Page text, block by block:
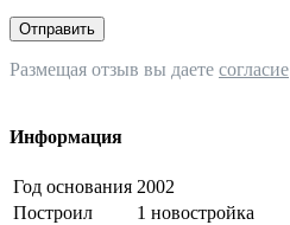
Отправить
Размещая отзыв вы даете согласие
Информация
Год основания 2002
Построил
1 новостройка